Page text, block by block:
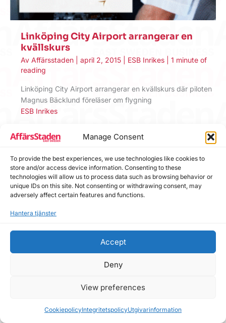
Manage Consent
To provide the best experiences, we use technologies like cookies to
store and/or access device information. Consenting to these
technologies will allow us to process data such as browsing behavior or
unique IDs on this site. Not consenting or withdrawing consent, may
adversely affect certain features and functions.
Hantera tjänster
Accept
Deny
View preferences
CookiepolicyIntegritetspolicyUtgivarinformation
Linköping City Airport arrangerar en
kvällskurs
Av Affärsstaden april 2, 2015 ESB Inrikes
1 minute of
reading
Linköping City Airport arrangerar en kvällskurs där piloten
Magnus Bäcklund föreläser om flygning
ESB Inrikes